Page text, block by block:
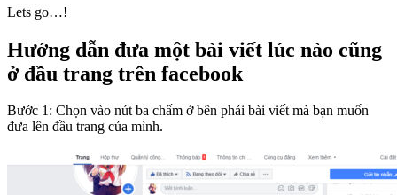
Lets go…!
Hướng dẫn đưa một bài viết lúc nào cũng
ở đầu trang trên facebook
Bước 1: Chọn vào nút ba chấm ở bên phải bài viết mà bạn muốn
đưa lên đầu trang của mình.